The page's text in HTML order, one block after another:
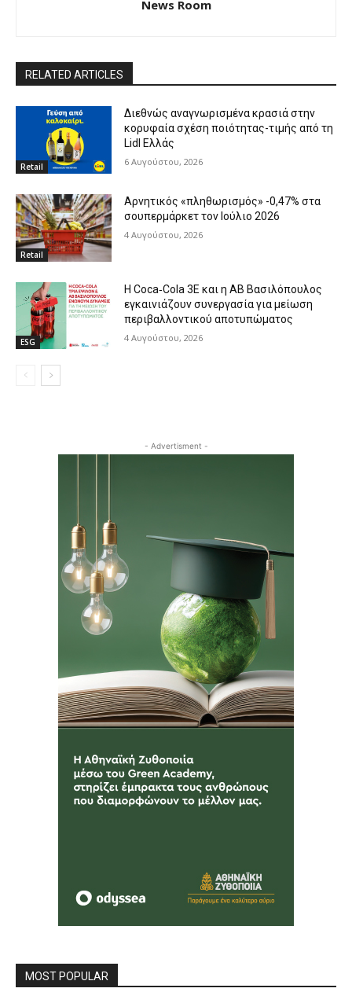
News Room
RELATED ARTICLES
Retail
Διεθνώς αναγνωρισμένα κρασιά στην
κορυφαία σχέση ποιότητας-τιμής από τη
Lidl Ελλάς
6 Αυγούστου, 2026
Retail
Αρνητικός «πληθωρισμός» -0,47% στα
σουπερμάρκετ τον Ιούλιο 2026
4 Αυγούστου, 2026
ESG
Η Coca‑Cola 3E και η ΑΒ Βασιλόπουλος
εγκαινιάζουν συνεργασία για μείωση
περιβαλλοντικού αποτυπώματος
4 Αυγούστου, 2026
- Advertisment -
MOST POPULAR